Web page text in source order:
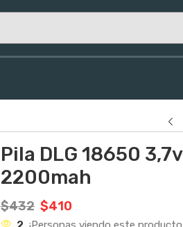
Pila DLG 18650 3,7v
2200mah
$432 $410